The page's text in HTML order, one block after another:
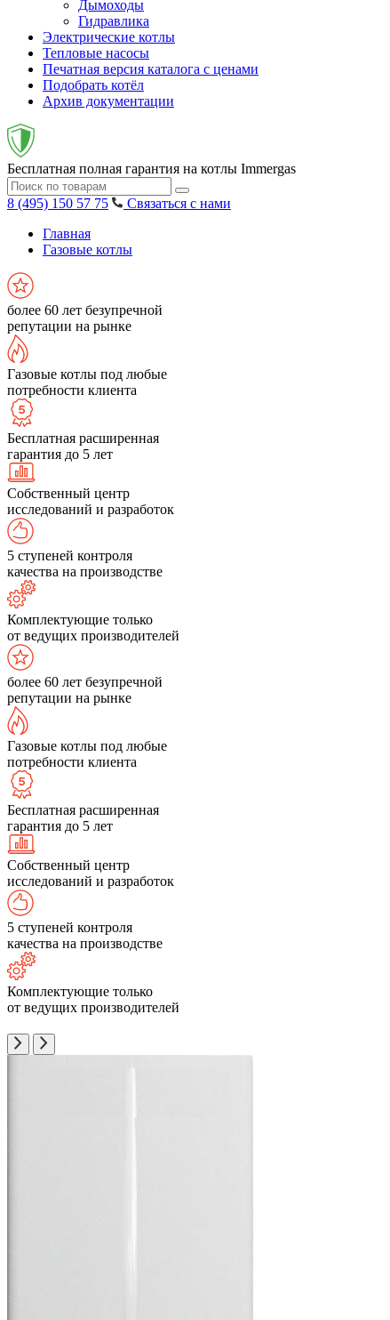
Дымоходы
Гидравлика
Электрические котлы
Тепловые насосы
Печатная версия каталога с ценами
Подобрать котёл
Архив документации
Бесплатная полная гарантия на котлы Immergas
8 (495) 150 57 75
Связаться с нами
Главная
Газовые котлы
более 60 лет безупречной
репутации на рынке
Газовые котлы под любые
потребности клиента
Бесплатная расширенная
гарантия до 5 лет
Собственный центр
исследований и разработок
5 ступеней контроля
качества на производстве
Комплектующие только
от ведущих производителей
более 60 лет безупречной
репутации на рынке
Газовые котлы под любые
потребности клиента
Бесплатная расширенная
гарантия до 5 лет
Собственный центр
исследований и разработок
5 ступеней контроля
качества на производстве
Комплектующие только
от ведущих производителей